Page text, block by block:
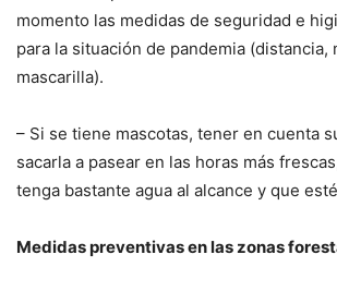
momento las medidas de seguridad e
para la situación de pandemia (distancia,
mascarilla).
– Si se tiene mascotas, tener en cuenta
sacarla a pasear en las horas más
tenga bastante agua al alcance y que
Medidas preventivas en las zonas